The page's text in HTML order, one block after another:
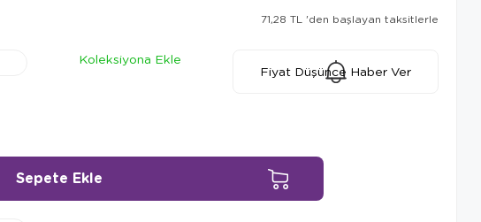
71,28 TL 'den başlayan taksitlerle
Koleksiyona Ekle
Fiyat Düşünce Haber Ver